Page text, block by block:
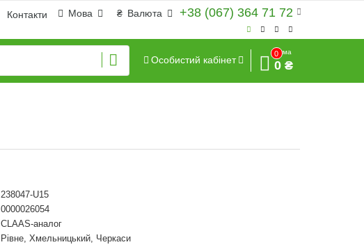
+38 (067) 364 71 72
₴ Валюта
Мова
Контакти
Особистий кабінет
0
Сума
0 ₴
238047-U15
0000026054
CLAAS-аналог
Рівне, Хмельницький, Черкаси